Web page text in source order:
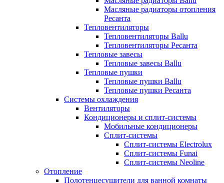
Масляные радиаторы отопления
Ресанта
Тепловентиляторы
Тепловентиляторы Ballu
Тепловентиляторы Ресанта
Тепловые завесы
Тепловые завесы Ballu
Тепловые пушки
Тепловые пушки Ballu
Тепловые пушки Ресанта
Системы охлаждения
Вентиляторы
Кондиционеры и сплит-системы
Мобильные кондиционеры
Сплит-системы
Сплит-системы Electrolux
Сплит-системы Funai
Сплит-системы Neoline
Отопление
Полотенцесушители для ванной комнаты